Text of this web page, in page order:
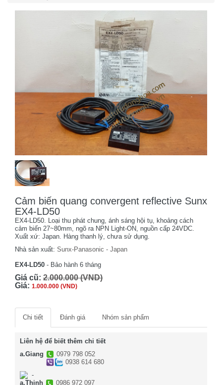
Cảm biến quang convergent reflective Sunx
EX4-LD50
EX4-LD50. Loại thu phát chung, ánh sáng hội tụ, khoảng cách
cảm biến 27~80mm, ngõ ra NPN Light-ON, nguồn cấp 24VDC.
Xuất xứ: Japan. Hàng thanh lý, chưa sử dụng.
Nhà sản xuất: Sunx-Panasonic - Japan
EX4-LD50 - Bảo hành 6 tháng
Giá cũ: 2.000.000 (VND)
Giá: 1.000.000 (VND)
Chi tiết Đánh giá Nhóm sản phẩm
Liên hệ để biết thêm chi tiết
a.Giang
0979 798 052
0938 614 680
-
a.Thịnh
0986 972 097